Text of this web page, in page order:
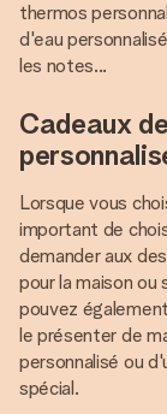
thermos
d'eau
les notes...
Cadeaux
Lorsque vous
important de
demander aux
pour la maison
pouvez
le présenter de
personnalisé ou
spécial.